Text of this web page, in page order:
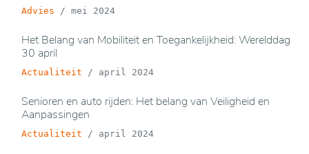
Advies / mei 2024
Het Belang van Mobiliteit en Toegankelijkheid: Werelddag
30 april
Actualiteit / april 2024
Senioren en auto rijden: Het belang van Veiligheid en
Aanpassingen
Actualiteit / april 2024